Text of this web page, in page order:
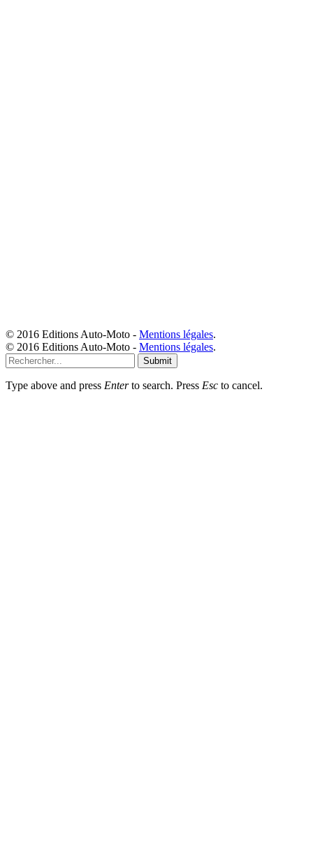
© 2016 Editions Auto-Moto - Mentions légales.
© 2016 Editions Auto-Moto - Mentions légales.
Submit
Type above and press Enterto search. Press Esc to cancel.